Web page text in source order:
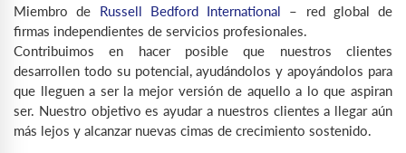
Miembro de Russell Bedford International – red global de
firmas independientes de servicios profesionales.
Contribuimos en hacer posible que nuestros clientes
desarrollen todo su potencial, ayudándolos y apoyándolos para
que lleguen a ser la mejor versión de aquello a lo que aspiran
ser. Nuestro objetivo es ayudar a nuestros clientes a llegar aún
más lejos y alcanzar nuevas cimas de crecimiento sostenido.